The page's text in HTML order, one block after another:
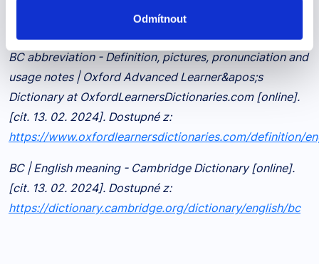
Odmítnout
BC abbreviation - Definition, pictures, pronunciation and
usage notes | Oxford Advanced Learner&apos;s
Dictionary at OxfordLearnersDictionaries.com [online].
[cit. 13. 02. 2024]. Dostupné z:
https://www.oxfordlearnersdictionaries.com/definition/
BC | English meaning - Cambridge Dictionary [online].
[cit. 13. 02. 2024]. Dostupné z:
https://dictionary.cambridge.org/dictionary/english/bc